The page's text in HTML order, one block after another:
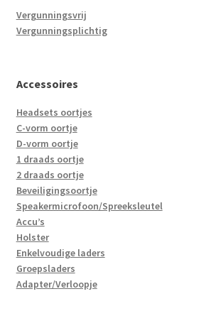
Vergunningsvrij
Vergunningsplichtig
Accessoires
Headsets oortjes
C-vorm oortje
D-vorm oortje
1 draads oortje
2 draads oortje
Beveiligingsoortje
Speakermicrofoon/Spreeksleutel
Accu’s
Holster
Enkelvoudige laders
Groepsladers
Adapter/Verloopje